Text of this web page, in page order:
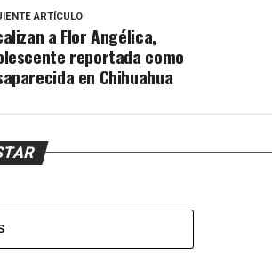
ARTÍCULO
a Flor Angélica,
reportada como
en Chihuahua